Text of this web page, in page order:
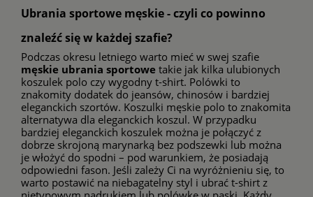
Ubrania sportowe męskie - czyli co powinno
znaleźć się w każdej szafie?
Podczas okresu letniego warto mieć w swej szafie
męskie ubrania sportowe takie jak kilka ulubionych
koszulek polo czy wygodny t-shirt. Polówki to
znakomity dodatek do jeansów, chinosów i bardziej
eleganckich szortów. Koszulki męskie polo to znakomita
alternatywa dla eleganckich koszul. W przypadku
bardziej eleganckich koszulek można je połączyć z
dobrze skrojoną marynarką bez podszewki lub można
je włożyć do spodni – pod warunkiem, że posiadają
odpowiedni fason. Jeśli zależy Ci na wyróżnieniu się, to
warto postawić na niebagatelny styl i ubrać t-shirt z